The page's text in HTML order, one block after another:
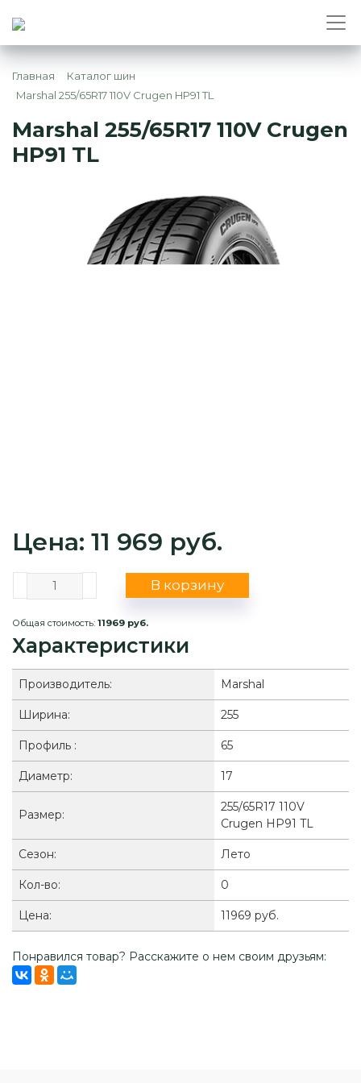
Главная
Каталог шин
Marshal 255/65R17 110V Crugen HP91 TL
Marshal 255/65R17 110V Crugen
HP91 TL
Цена: 11 969 руб.
В корзину
Общая стоимость: 11969 руб.
Характеристики
Производитель: Marshal
Ширина: 255
Профиль : 65
Диаметр: 17
Размер:
255/65R17 110V
Crugen HP91 TL
Сезон: Лето
Кол-во: 0
Цена: 11969 руб.
Понравился товар? Расскажите о нем своим друзьям: